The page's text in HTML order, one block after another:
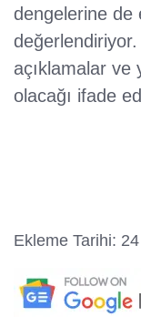
dengelerine de
açıklamalar ve
olacağı ifade
Ekleme Tarihi: